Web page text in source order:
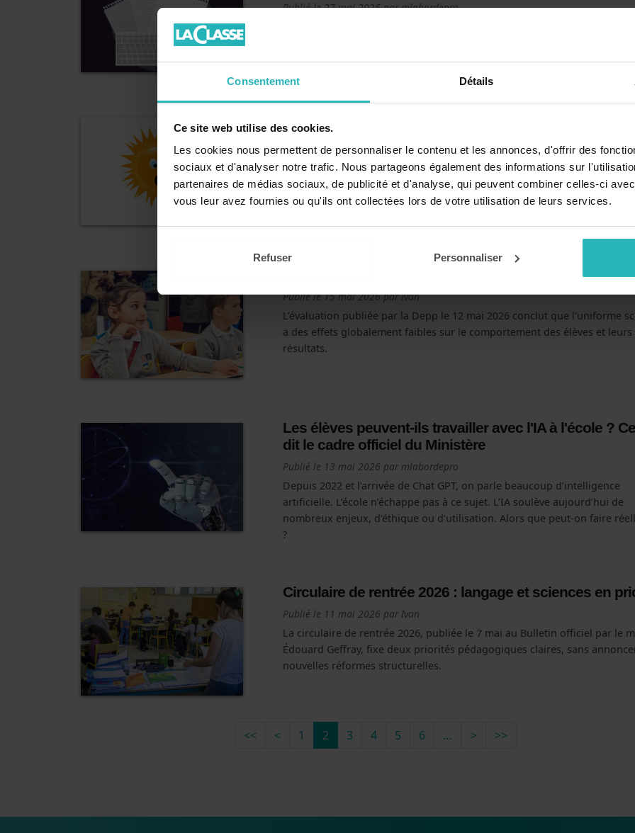
Consentement Détails
Ce site web utilise des cookies.
Les cookies nous permettent de personnaliser le contenu et les annonces, d'offrir des
sociaux et d'analyser notre trafic. Nous partageons également des informations sur
partenaires de médias sociaux, de publicité et d'analyse, qui peuvent combiner celles-ci
vous leur avez fournies ou qu'ils ont collectées lors de votre utilisation de leurs services.
Refuser Personnaliser
Publié le27 mai 2026parmlabordepro
Chaleur à l’école : consignes du MEN, colère des
Publié le 27 mai 2026 par
Ivan
Face à la vague de chaleur qui touche la France, le ministère de
nationale rappelle aux établissements scolaires plusieurs consignes pour
protéger élèves et personnels.
Publié le15 mai 2026parIvan
L’évaluation publiée par la Depp le 12 mai 2026 conclut que l’uniforme
a des effets globalement faibles sur le comportement des élèves et leurs
résultats.
Les élèves peuvent-ils travailler avec l'IA à l'école ?
dit le cadre officiel du Ministère
Publié le 13 mai 2026 par mlabordepro
Depuis 2022 et l’arrivée de Chat GPT, on parle beaucoup d’intelligence
artificielle. L’école n’échappe pas à ce sujet. L’IA soulève aujourd’hui de
nombreux enjeux, d’éthique ou d’utilisation. Alors que peut-on faire
?
Circulaire de rentrée 2026 : langage et sciences en
Publié le 11 mai 2026 par Ivan
La circulaire de rentrée 2026, publiée le 7 mai au Bulletin officiel par le
Édouard Geffray, fixe deux priorités pédagogiques claires, sans
nouvelles réformes structurelles.
<<Première page
<Page précédente
1 2 3 4 5 6 … >Page suivante
>>Dernière page